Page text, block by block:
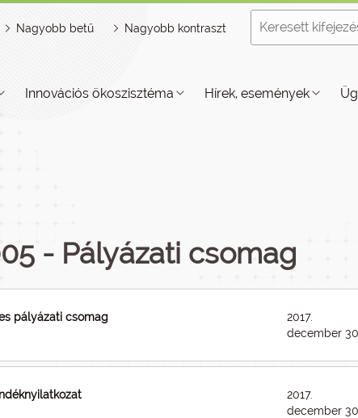
Nagyobb betű Nagyobb kontraszt
Innovációs ökoszisztéma Hírek, események
- Pályázati csomag
pályázati csomag
2017.
december 30.
2017.
december 30.